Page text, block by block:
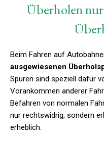
Überholen
Beim Fahren auf
ausgewiesenen
Spuren sind speziell dafür
Vorankommen anderer
Befahren von normalen
nur rechtswidrig, sondern
erheblich.